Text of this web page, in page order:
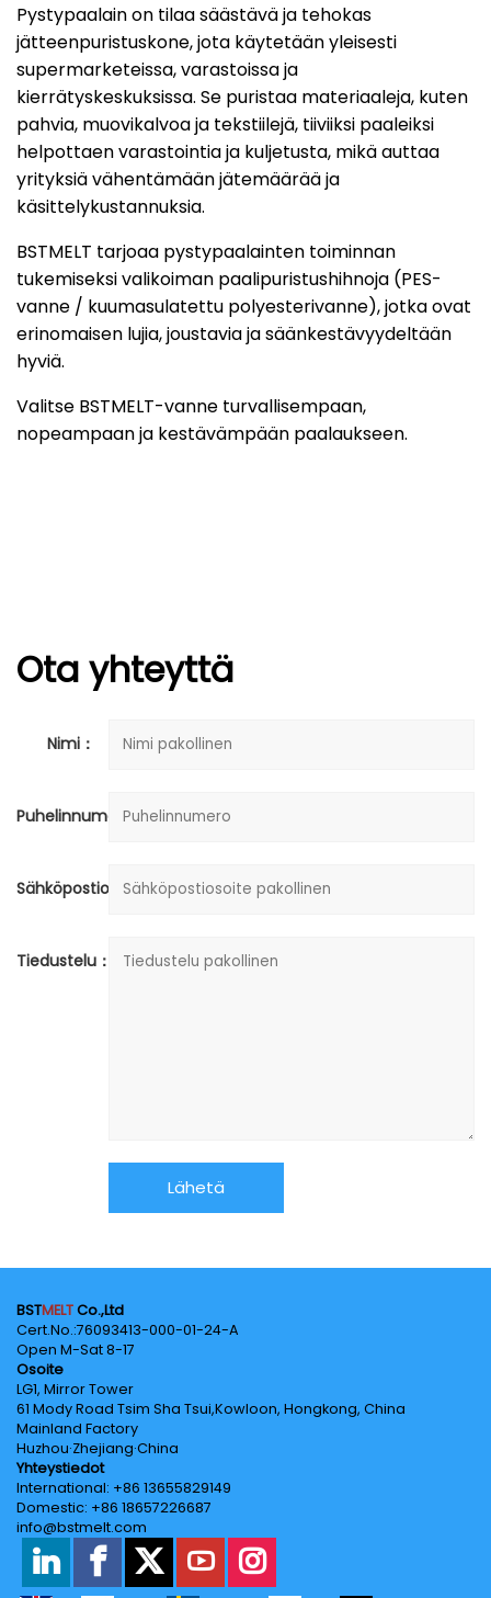
Pystypaalain on tilaa säästävä ja tehokas
jätteenpuristuskone, jota käytetään yleisesti
supermarketeissa, varastoissa ja
kierrätyskeskuksissa. Se puristaa materiaaleja, kuten
pahvia, muovikalvoa ja tekstiilejä, tiiviiksi paaleiksi
helpottaen varastointia ja kuljetusta, mikä auttaa
yrityksiä vähentämään jätemäärää ja
käsittelykustannuksia.
BSTMELT tarjoaa pystypaalainten toiminnan
tukemiseksi valikoiman paalipuristushihnoja (PES-
vanne / kuumasulatettu polyesterivanne), jotka ovat
erinomaisen lujia, joustavia ja säänkestävyydeltään
hyviä.
Valitse BSTMELT-vanne turvallisempaan,
nopeampaan ja kestävämpään paalaukseen.
Ota yhteyttä
Nimi：
Puhelinnumero：
Sähköpostiosoite：
Tiedustelu：
BSTMELTCo.,Ltd
Cert.No.‌:76093413-000-01-24-A
Open M-Sat 8-17
Osoite
LG1, Mirror Tower
61 Mody Road Tsim Sha Tsui,Kowloon, Hongkong, China
Mainland Factory
Huzhou·Zhejiang·China
Yhteystiedot
International: +86 13655829149
Domestic: +86 18657226687
info@bstmelt.com